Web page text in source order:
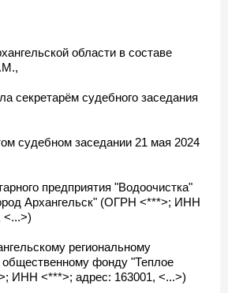
области в составе
секретарём судебного заседания
судебном заседании 21 мая 2024
предприятия "Водоочистка"
Архангельск" (ОГРН <***>; ИНН
<...>)
региональному
общественному фонду "Теплое
ИНН <***>; адрес: 163001, <...>)